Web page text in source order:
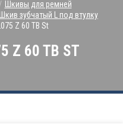
Шкивы для ремней
Шкив зубчатый L под втулку
Z 60 TB St
Z 60 TB ST